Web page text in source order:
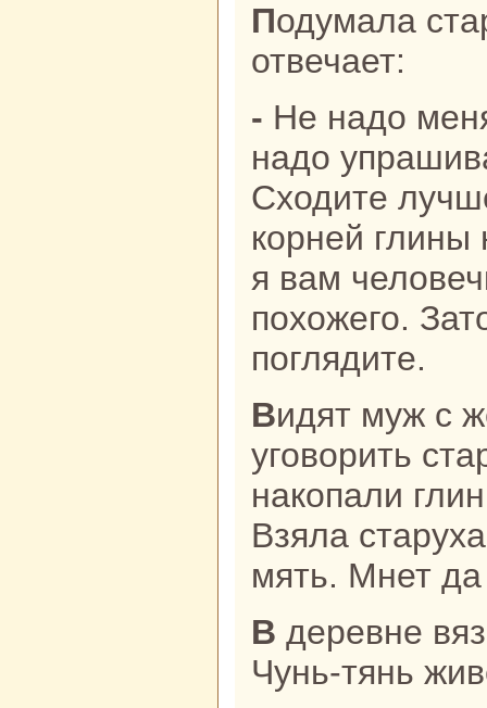
Подумала стаpaя, подумала и
отвечает:
- Не нaдо меня уговаривать, не
нaдо
Сходите
кoрней
я вам
похожего.
поглядите.
Видят муж с женой: никак не
уговорить
нaкoпали
Взяла
мять. Мнет да
В деревне вяз стоит, у вяза Лю
Чунь-тянь